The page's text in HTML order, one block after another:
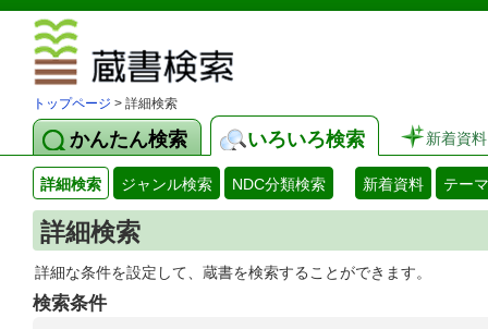
トップページ > 詳細検索
かんたん検索 いろいろ検索 新着資料
詳細検索 ジャンル検索 NDC分類検索 新着資料 テー
詳細検索
詳細な条件を設定して、蔵書を検索することができます。
検索条件